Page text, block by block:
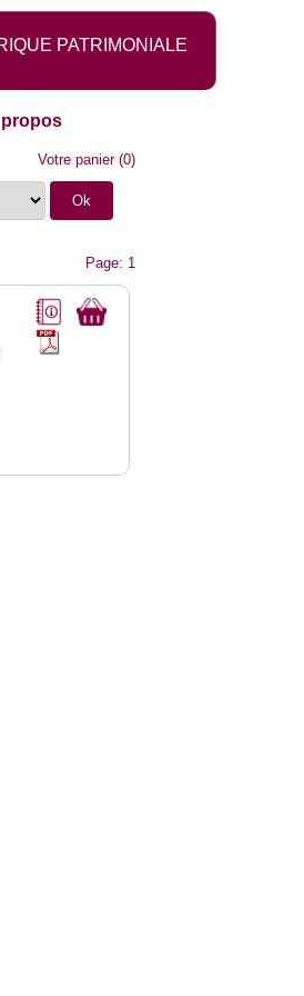
PATRIMONIALE
Votre panier(0)
Page: 1